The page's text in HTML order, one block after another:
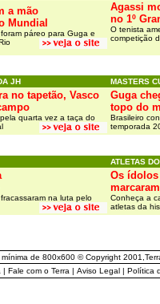
a mão
Mundial
páreo para Guga e
Agassi
no 1º
O tenista
competição
JH MASTERS
no tapetão, Vasco
quarta vez a taça do
Guga
topo do
Brasileiro
temporada
ATLETAS
na luta pelo
Os ídolos
Conheça a
atletas da
de 800x600 © Copyright
| Fale com o Terra | Aviso Legal | Política